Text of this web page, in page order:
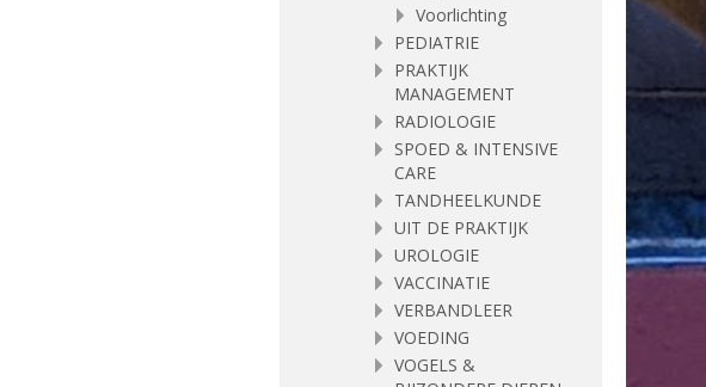
Voorlichting
PEDIATRIE
PRAKTIJK
MANAGEMENT
RADIOLOGIE
SPOED & INTENSIVE
CARE
TANDHEELKUNDE
UIT DE PRAKTIJK
UROLOGIE
VACCINATIE
VERBANDLEER
VOEDING
VOGELS &